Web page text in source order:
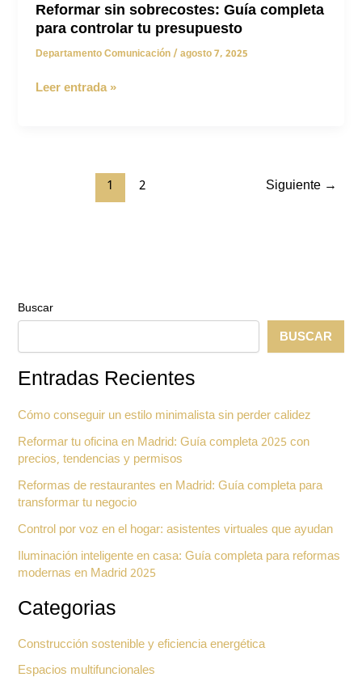
Reformar sin sobrecostes: Guía completa
para controlar tu presupuesto
Departamento Comunicación/agosto 7, 2025
Reformar
Leer entrada »
1 2 Siguiente →
Buscar
BUSCAR
Entradas Recientes
Cómo conseguir un estilo minimalista sin perder calidez
Reformar tu oficina en Madrid: Guía completa 2025 con
precios, tendencias y permisos
Reformas de restaurantes en Madrid: Guía completa para
transformar tu negocio
Control por voz en el hogar: asistentes virtuales que ayudan
Iluminación inteligente en casa: Guía completa para reformas
modernas en Madrid 2025
Categorias
Construcción sostenible y eficiencia energética
Espacios multifuncionales